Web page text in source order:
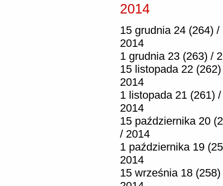
2014
15 grudnia 24 (264) /
2014
1 grudnia 23 (263) /
15 listopada 22
2014
1 listopada 21 (261) /
2014
15 października 20
/ 2014
1 października 19
2014
15 września 18 (258)